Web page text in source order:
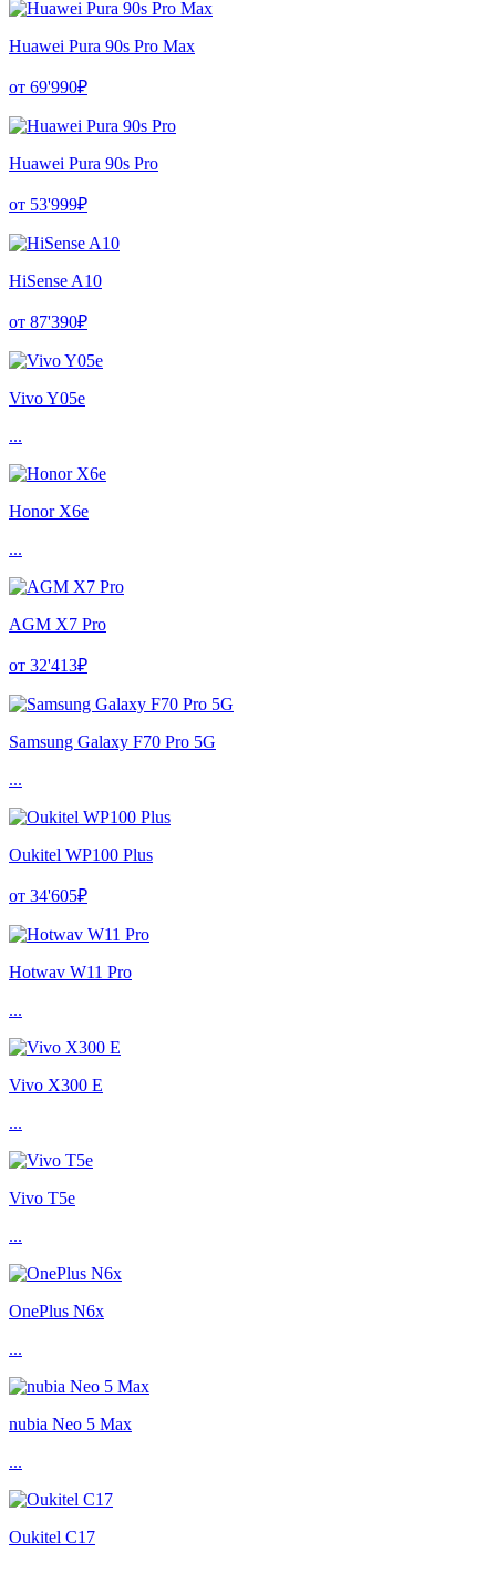
Huawei Pura 90s Pro Max
от 69'990₽
Huawei Pura 90s Pro
от 53'999₽
HiSense A10
от 87'390₽
Vivo Y05e
...
Honor X6e
...
AGM X7 Pro
от 32'413₽
Samsung Galaxy F70 Pro 5G
...
Oukitel WP100 Plus
от 34'605₽
Hotwav W11 Pro
...
Vivo X300 E
...
Vivo T5e
...
OnePlus N6x
...
nubia Neo 5 Max
...
Oukitel C17